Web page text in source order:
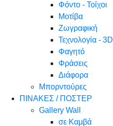
Φόντο - Τοίχοι
Μοτίβα
Ζωγραφική
Τεχνολογία - 3D
Φαγητό
Φράσεις
Διάφορα
Μπορντούρες
ΠΙΝΑΚΕΣ / ΠΟΣΤΕΡ
Gallery Wall
σε Καμβά